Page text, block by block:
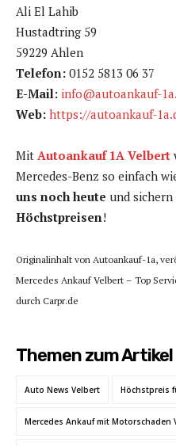
Ali El Lahib
Hustadtring 59
59229 Ahlen
Telefon: 0152 5813 06 37
E-Mail: info@autoankauf-
Web: https://autoankauf-
Mit Autoankauf 1A Velbert
Mercedes-Benz so einfach
uns noch heute und sichern
Höchstpreisen!
Originalinhalt von Autoankauf-1a,
Mercedes Ankauf Velbert – Top
durch Carpr.de
Themen zum Artikel
Auto News Velbert Höchstpreis
Mercedes Ankauf mit Motorschaden